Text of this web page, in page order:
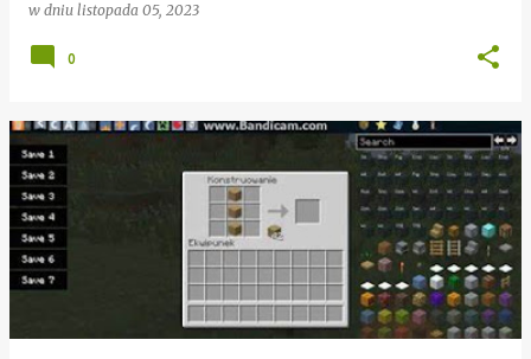
w dniu listopada 05, 2023
0